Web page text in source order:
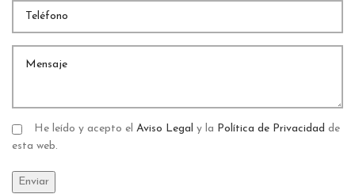
He leído y acepto el Aviso Legal y la Política de Privacidad de
esta web.